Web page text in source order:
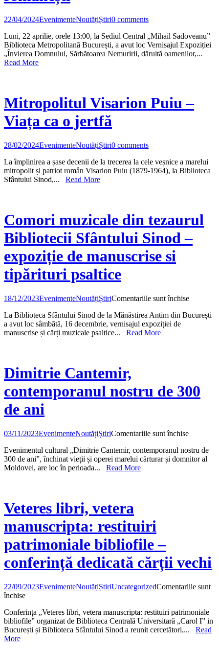
22/04/2024EvenimenteNoutățiȘtiri0 comments
Luni, 22 aprilie, orele 13:00, la Sediul Central „Mihail Sadoveanu”
Biblioteca Metropolitană București, a avut loc Vernisajul Expoziției
„Învierea Domnului, Sărbătoarea Nemuririi, dăruită oamenilor,...
Read More
Mitropolitul Visarion Puiu –
Viața ca o jertfă
28/02/2024EvenimenteNoutățiȘtiri0 comments
La împlinirea a șase decenii de la trecerea la cele veșnice a marelui
mitropolit și patriot român Visarion Puiu (1879-1964), la Biblioteca
Sfântului Sinod,... Read More
Comori muzicale din tezaurul
Bibliotecii Sfântului Sinod –
expoziție de manuscrise si
tipărituri psaltice
18/12/2023EvenimenteNoutățiȘtiriComentariile sunt închisepentru
muzicale
de
La Biblioteca Sfântului Sinod de la Mănăstirea Antim din București
a avut loc sâmbătă, 16 decembrie, vernisajul expoziției de
manuscrise și cărți muzicale psaltice... Read More
Dimitrie Cantemir,
contemporanul nostru de 300
de ani
03/11/2023EvenimenteNoutățiȘtiriComentariile sunt închisepentru
Cantemir,
Evenimentul cultural „Dimitrie Cantemir, contemporanul nostru de
300 de ani”, închinat vieții și operei marelui cărturar și domnitor al
Moldovei, are loc în perioada... Read More
Veteres libri, vetera
manuscripta: restituiri
patrimoniale bibliofile –
conferință dedicată cărții vechi
22/09/2023EvenimenteNoutățiȘtiriUncategorizedComentariile sunt
închisepentru
libri,
vetera
manuscripta:
Confe­rința „Veteres libri, vetera manuscripta: restituiri patrimoniale
bibliofile” organizat de Biblioteca Centrală Universitară „Carol I” in
București și Biblioteca Sfântului Sinod a reunit cercetători,... Read
More